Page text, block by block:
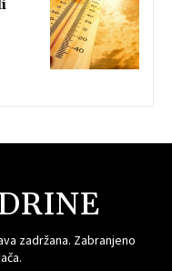
zadržana. Zabranjeno